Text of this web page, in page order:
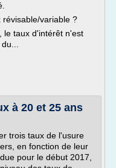
variable ?
le taux d'intérêt n'est
à 20 et 25 ans
trois taux de l'usure
en fonction de leur
pour le début 2017,